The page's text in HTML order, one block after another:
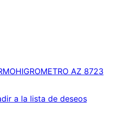
a la lista de deseos